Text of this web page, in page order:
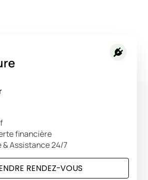
financière
Assistance 24/7
RENDEZ-VOUS